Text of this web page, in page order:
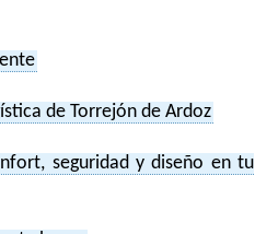
de Torrejón de Ardoz
seguridad y diseño en tu